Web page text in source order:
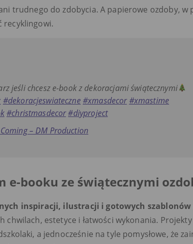
trudnego do zdobycia. A papierowe ozdoby, w
recyklingowi.
jeśli chcesz e-book z dekoracjami świątecznymi
#dekoracjeswiateczne#xmasdecor #xmastime
#christmasdecor#diyproject
– DM Production
e-booku ze świątecznymi
inspiracji, ilustracji i gotowych
chwilach, estetyce i łatwości wykonania.
a jednocześnie na tyle pomysłowe, że